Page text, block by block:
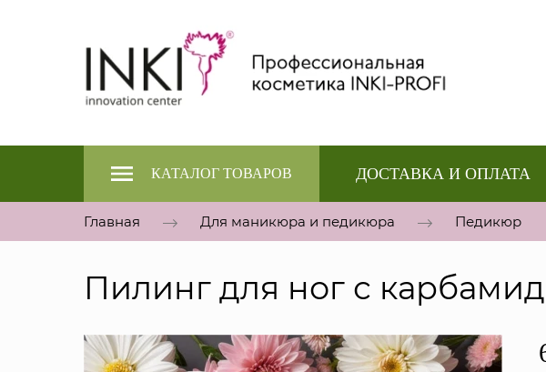
КАТАЛОГ ТОВАРОВ ДОСТАВКА И ОПЛАТА
Главная Для маникюра и педикюра Педикюр
Пилинг для ног с